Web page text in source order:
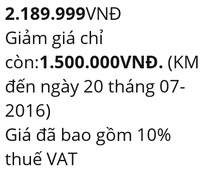
2.189.999VNĐ
Giảm giá chỉ
còn:1.500.000VNĐ. (KM
đến ngày 20 tháng 07-
2016)
Giá đã bao gồm 10%
thuế VAT